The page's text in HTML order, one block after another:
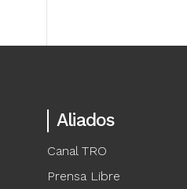
Aliados
Canal TRO
Prensa Libre